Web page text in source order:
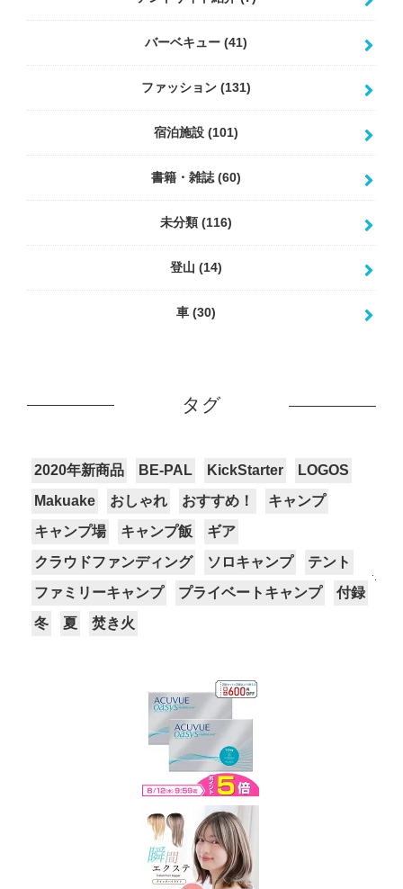
バーベキュー (41)
ファッション (131)
宿泊施設 (101)
書籍・雑誌(60)
未分類 (116)
登山 (14)
車 (30)
タグ
2020年新商品 BE-PAL KickStarter
LOGOS
Makuake
おしゃれ おすすめ！
キャンプ
キャンプ場
キャンプ飯
ギア
クラウドファンディング
ソロキャンプ
テント
ファミリーキャンプ
プライベートキャンプ
付録
冬
夏 焚き火